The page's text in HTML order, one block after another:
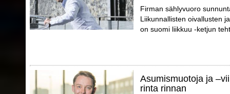
Firman sählyvuoro
Liikunnallisten oivallusten
on suomi liikkuu -ketjun
Asumismuotoja ja
rinta rinnan